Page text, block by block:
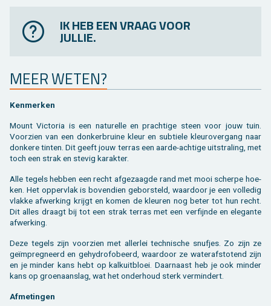
IK HEB EEN VRAAG VOOR
JULLIE.
MEER WETEN?
Ken­mer­ken
Mount Vic­to­ria is een na­tu­rel­le en prach­ti­ge steen voor jouw tuin.
Voor­zien van een don­ker­brui­ne kleur en sub­tie­le kleu­ro­ver­gang naar
don­ke­re tin­ten. Dit geeft jouw ter­ras een aarde-ach­ti­ge uit­stra­ling, met
toch een strak en ste­vig ka­rak­ter.
Alle te­gels heb­ben een recht af­ge­zaag­de rand met mooi scher­pe hoe­
ken. Het op­per­vlak is bo­ven­dien ge­bor­steld, waar­door je een vol­le­dig
vlak­ke af­wer­king krijgt en komen de kleu­ren nog beter tot hun recht.
Dit alles draagt bij tot een strak ter­ras met een ver­fijn­de en ele­gan­te
af­wer­king.
Deze te­gels zijn voor­zien met al­ler­lei tech­ni­sche snuf­jes. Zo zijn ze
geïmpreg­neerd en ge­hy­dro­fo­beerd, waar­door ze wa­ter­af­sto­tend zijn
en je min­der kans hebt op kalkuit­bloei. Daar­naast heb je ook min­der
kans op groen­aan­slag, wat het on­der­houd sterk ver­min­dert.
Af­me­tin­gen